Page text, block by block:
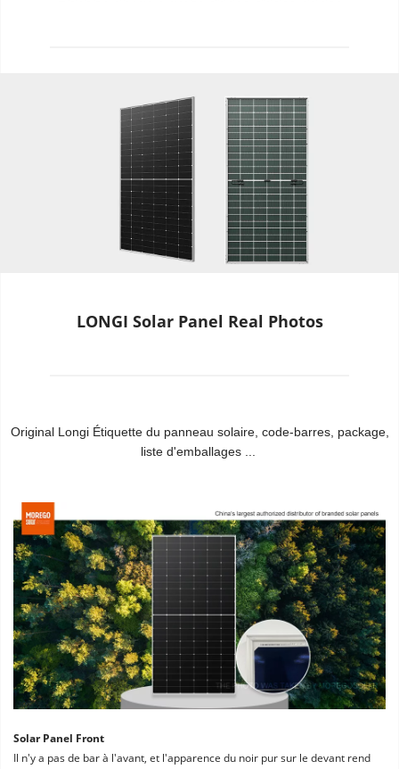
LONGI Solar Panel Real Photos
Original Longi Étiquette du panneau solaire, code-barres, package,
liste d'emballages ...
Solar Panel Front
Il n'y a pas de bar à l'avant, et l'apparence du noir pur sur le devant rend